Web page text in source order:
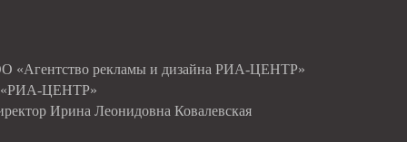
«Агентство рекламы и дизайна РИА-ЦЕНТР»
«РИА-ЦЕНТР»
Ирина Леонидовна Ковалевская